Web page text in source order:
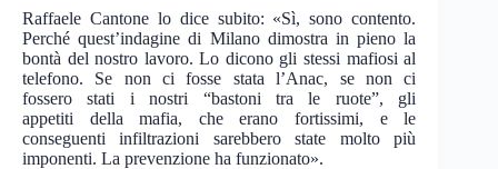
Raffaele Cantone lo dice subito: «Sì, sono contento.
Perché quest’indagine di Milano dimostra in pieno la
bontà del nostro lavoro. Lo dicono gli stessi mafiosi al
telefono. Se non ci fosse stata l’Anac, se non ci
fossero stati i nostri “bastoni tra le ruote”, gli
appetiti della mafia, che erano fortissimi, e le
conseguenti infiltrazioni sarebbero state molto più
imponenti. La prevenzione ha funzionato».